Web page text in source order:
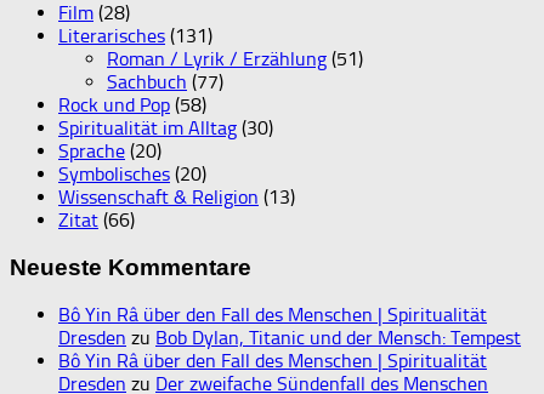
Film (28)
Literarisches (131)
Roman / Lyrik / Erzählung (51)
Sachbuch (77)
Rock und Pop (58)
Spiritualität im Alltag (30)
Sprache (20)
Symbolisches (20)
Wissenschaft & Religion (13)
Zitat (66)
Neueste Kommentare
Bô Yin Râ über den Fall des Menschen | Spiritualität
Dresden zu Bob Dylan, Titanic und der Mensch: Tempest
Bô Yin Râ über den Fall des Menschen | Spiritualität
Dresden zu Der zweifache Sündenfall des Menschen